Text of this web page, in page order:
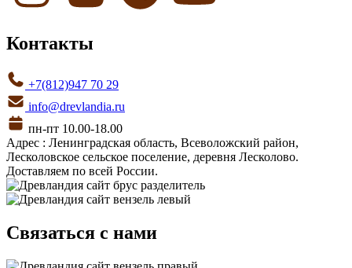
Контакты
+7(812)947 70 29
info@drevlandia.ru
пн-пт 10.00-18.00
Адрес : Ленинградская область, Всеволожский район,
Лесколовское сельское поселение, деревня Лесколово.
Доставляем по всей России.
Связаться с нами